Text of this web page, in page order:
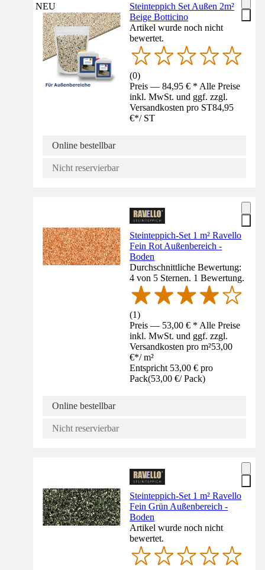
NEU
Steinteppich Set Außen 2m²
Beige Botticino
Artikel wurde noch nicht
bewertet.
(0)
Preis — 84,95 € * Alle Preise
inkl. MwSt. und ggf. zzgl.
Versandkosten pro ST84,95
€*/ ST
Online bestellbar
Nicht reservierbar
Steinteppich-Set 1 m² Ravello
Fein Rot Außenbereich -
Boden
Durchschnittliche Bewertung:
4 von 5 Sternen. 1 Bewertung.
(1)
Preis — 53,00 € * Alle Preise
inkl. MwSt. und ggf. zzgl.
Versandkosten pro m²53,00
€*/ m²
Entspricht 53,00 € pro
Pack(53,00 €/ Pack)
Online bestellbar
Nicht reservierbar
Steinteppich-Set 1 m² Ravello
Fein Grün Außenbereich -
Boden
Artikel wurde noch nicht
bewertet.